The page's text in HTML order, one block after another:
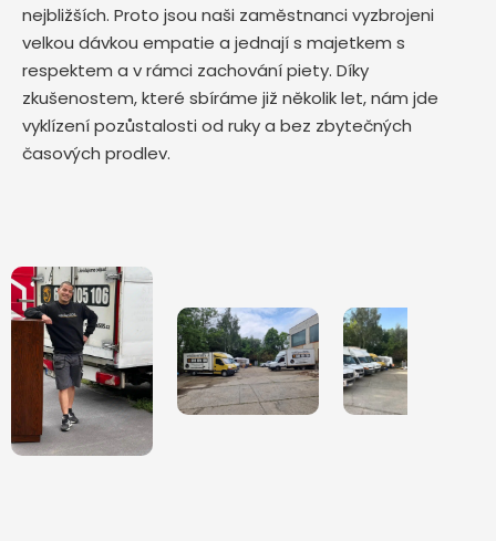
nejbližších. Proto jsou naši zaměstnanci vyzbrojeni
velkou dávkou empatie a jednají s majetkem s
respektem a v rámci zachování piety. Díky
zkušenostem, které sbíráme již několik let, nám jde
vyklízení pozůstalosti od ruky a bez zbytečných
časových prodlev.